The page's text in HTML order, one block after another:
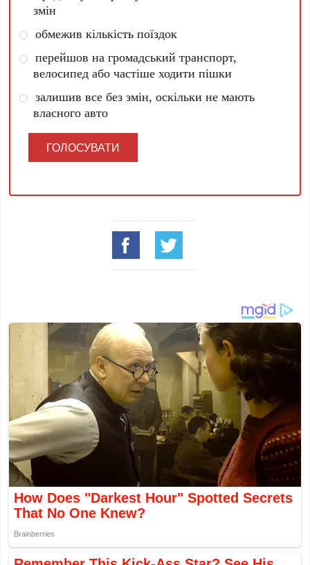
змін
обмежив кількість поїздок
перейшов на громадський транспорт,
велосипед або частіше ходити пішки
залишив все без змін, оскільки не мають
власного авто